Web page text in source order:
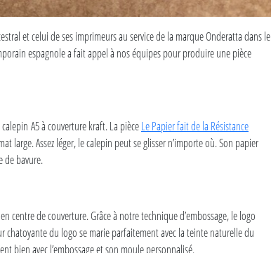
et celui de ses imprimeurs au service de la marque Onderatta dans le
espagnole a fait appel à nos équipes pour produire une pièce
A5 à couverture kraft. La pièceLe Papier fait de la Résistance
large. Assez léger, le calepin peut se glisser n’importe où. Son papier
de bavure.
centre de couverture. Grâce à notre technique d’embossage, le logo
chatoyante du logo se marie parfaitement avec la teinte naturelle du
bien avec l’embossage et son moule personnalisé.